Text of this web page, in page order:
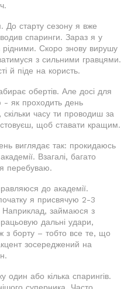
До старту сезону я вже
спаринги. Зараз я у
рідними. Скоро знову вирушу
з сильними гравцями.
й піде на користь.
обертів. Але досі для
- як проходить день
часу ти проводиш за
щоб ставати кращим.
виглядає так: прокидаюсь
Взагалі, багато
я перебуваю.
до академії.
я присвячую 2-3
Наприклад, займаюся з
дальні удари,
з борту – тобто все те, що
зосереджений на
один або кілька спарингів.